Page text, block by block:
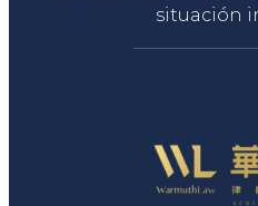
situación